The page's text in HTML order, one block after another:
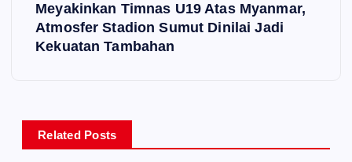
Meyakinkan Timnas U19 Atas Myanmar,
Atmosfer Stadion Sumut Dinilai Jadi
Kekuatan Tambahan
Related Posts